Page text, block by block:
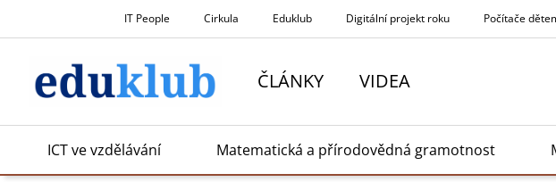
na
IT People Cirkula Eduklub Digitální projekt roku Počítače
ČLÁNKY VIDEA
ICT ve vzdělávání Matematická a přírodovědná gramotnost